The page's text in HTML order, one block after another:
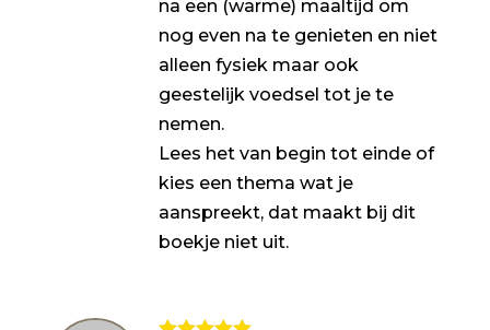
na een (warme) maaltijd om
nog even na te genieten en niet
alleen fysiek maar ook
geestelijk voedsel tot je te
nemen.
Lees het van begin tot einde of
kies een thema wat je
aanspreekt, dat maakt bij dit
boekje niet uit.